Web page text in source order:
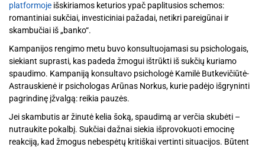
platformoje išskiriamos keturios ypač paplitusios schemos:
romantiniai sukčiai, investiciniai pažadai, netikri pareigūnai ir
skambučiai iš „banko“.
Kampanijos rengimo metu buvo konsultuojamasi su psichologais,
siekiant suprasti, kas padeda žmogui ištrūkti iš sukčių kuriamo
spaudimo. Kampaniją konsultavo psichologė Kamilė Butkevičiūtė-
Astrauskienė ir psichologas Arūnas Norkus, kurie padėjo išgryninti
pagrindinę įžvalgą: reikia pauzės.
Jei skambutis ar žinutė kelia šoką, spaudimą ar verčia skubėti –
nutraukite pokalbį. Sukčiai dažnai siekia išprovokuoti emocinę
reakciją, kad žmogus nebespėtų kritiškai vertinti situacijos. Būtent